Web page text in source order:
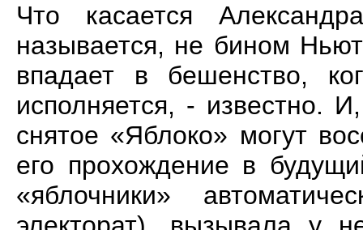
Что касается
называется, не бином
впадает в бешенство,
исполняется, - известно.
снятое «Яблоко» могут
его прохождение в
«яблочники»